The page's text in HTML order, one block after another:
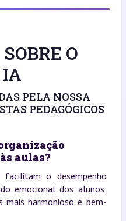
O
IA
PELA NOSSA
PEDAGÓGICOS
aulas?
facilitam o desempenho
emocional dos alunos,
mais harmonioso e bem-